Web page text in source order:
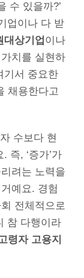
수 있을까?’
업이나 다 받
대상기업 이나
치를 실현하
기서 중요한
채용한다고
수보다 현
즉, ‘증가’가
려는 노력을
예요. 경험
전체적으로
참 다행이라
령자 고용지